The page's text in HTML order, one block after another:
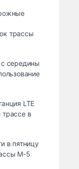
трассы
с середины
LTE
трассе в
в пятницу
М-5